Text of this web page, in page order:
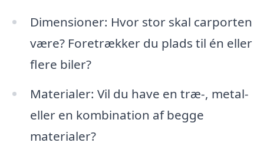
Dimensioner: Hvor stor skal carporten
være? Foretrækker du plads til én eller
flere biler?
Materialer: Vil du have en træ-, metal-
eller en kombination af begge
materialer?